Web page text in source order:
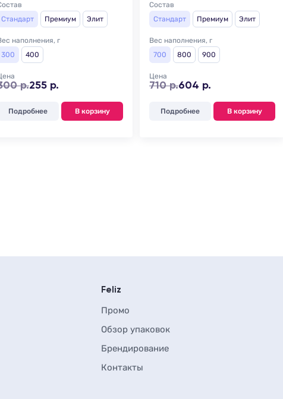
Стандарт
Премиум Элит
наполнения, г
300
400
р.255 р.
Подробнее В корзину
Состав
Стандарт
Премиум Элит
Вес наполнения, г
700
800 900
Цена
710 р.604 р.
Подробнее В корзину
Feliz
Промо
Обзор упаковок
Брендирование
Контакты